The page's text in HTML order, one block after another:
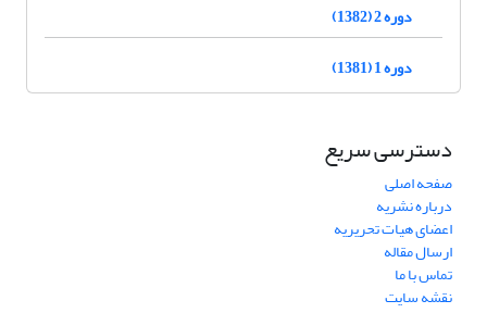
دوره 2 (1382)
دوره 1 (1381)
دسترسی سریع
صفحه اصلی
درباره نشریه
اعضای هیات تحریریه
ارسال مقاله
تماس با ما
نقشه سایت